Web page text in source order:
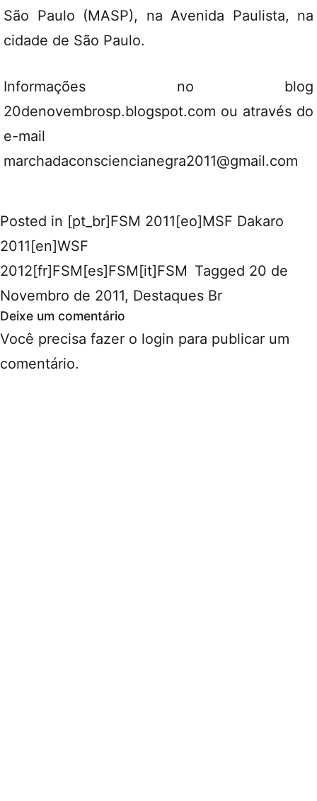
São Paulo (MASP), na Avenida Paulista, na
cidade de São Paulo.
Informações no blog
20denovembrosp.blogspot.com ou através do
e-mail
marchadaconsciencianegra2011@gmail.com
Posted in [pt_br]FSM 2011[eo]MSF Dakaro
2011[en]WSF
2012[fr]FSM[es]FSM[it]FSM Tagged 20 de
Novembro de 2011, Destaques Br
Deixe um comentário
Você precisa fazer o login para publicar um
comentário.